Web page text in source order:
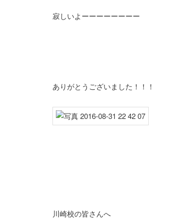
寂しいよーーーーーーーー
ありがとうございました！！！
川崎校の皆さんへ